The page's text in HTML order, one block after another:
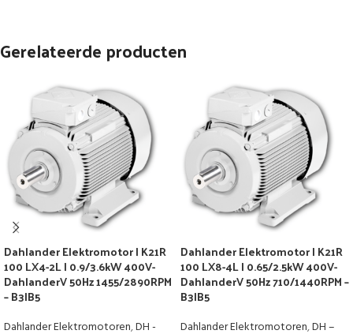
Gerelateerde producten
Dahlander Elektromotor | K21R
100 LX4-2L | 0.9/3.6kW 400V-
DahlanderV 50Hz 1455/2890RPM
– B3|B5
Dahlander Elektromotoren,DH -
Dahlander Elektromotor | K21R
100 LX8-4L | 0.65/2.5kW 400V-
DahlanderV 50Hz 710/1440RPM –
B3|B5
Dahlander Elektromotoren,DH –